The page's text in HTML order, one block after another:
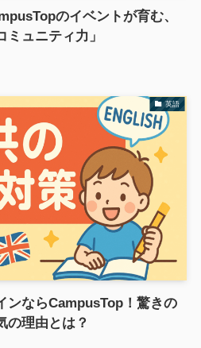
のイベントが育む、
ュニティ力」
英語
ンならCampusTop！驚きの
の理由とは？